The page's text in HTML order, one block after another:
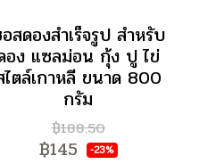
สดองสำเร็จรูป สำหรับ
อง แซลม่อน กุ้ง ปู ไข่
ไตล์เกาหลี ขนาด 800
กรัม
฿188.50
฿145 -23%